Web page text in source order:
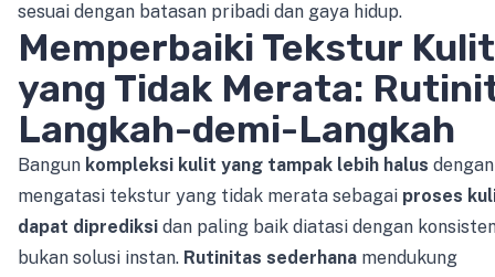
sesuai dengan batasan pribadi dan gaya hidup.
Memperbaiki Tekstur Kulit
yang Tidak Merata:
Langkah-demi-Langkah
Bangun kompleksi kulit yang tampak lebih halus dengan
mengatasi tekstur yang tidak merata sebagai proses
dapat diprediksi dan paling baik diatasi dengan
bukan solusi instan. Rutinitas sederhana mendukung